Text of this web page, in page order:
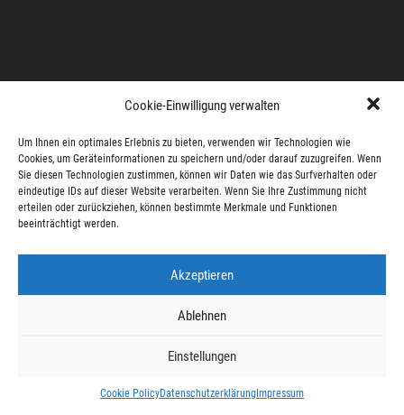
Cookie-Einwilligung verwalten
Um Ihnen ein optimales Erlebnis zu bieten, verwenden wir Technologien wie
Cookies, um Geräteinformationen zu speichern und/oder darauf zuzugreifen. Wenn
Sie diesen Technologien zustimmen, können wir Daten wie das Surfverhalten oder
eindeutige IDs auf dieser Website verarbeiten. Wenn Sie Ihre Zustimmung nicht
erteilen oder zurückziehen, können bestimmte Merkmale und Funktionen
beeinträchtigt werden.
Akzeptieren
Ablehnen
Einstellungen
Cookie PolicyDatenschutzerklärung Impressum